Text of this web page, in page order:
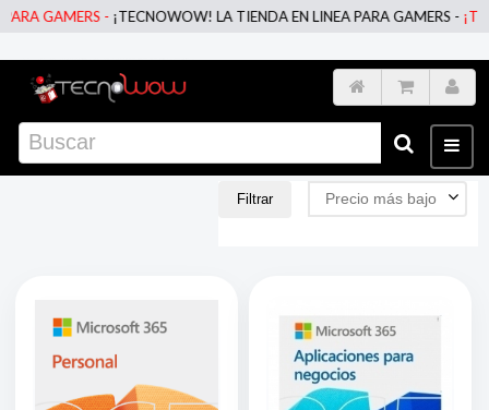
GAMERS -¡TECNOWOW! LA TIENDA EN LINEA PARA GAMERS -
Filtrar Precio más bajo